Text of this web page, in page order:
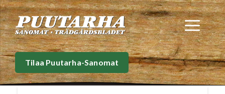
Siirry
sisältöön
Tilaa Puutarha-Sanomat